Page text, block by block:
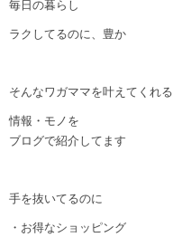
毎日の暮らし
ラクしてるのに、豊か
そんなワガママを叶えてくれる
情報・モノを
ブログで紹介してます
手を抜いてるのに
・お得なショッピング